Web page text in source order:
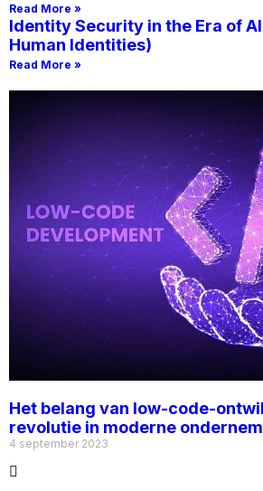
Read More »
Identity Security in the Era of
Human Identities)
Read More »
Het belang van low-code-
revolutie in moderne
4 september 2023